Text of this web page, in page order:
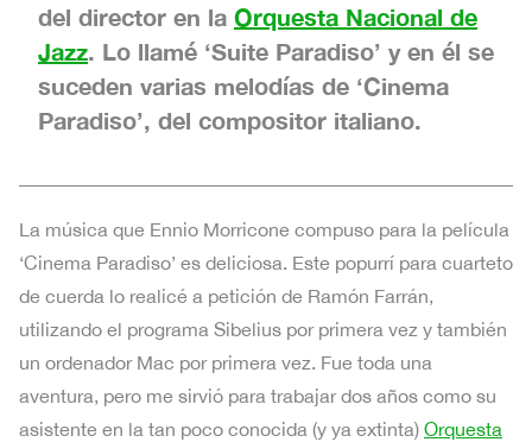
del director en la Orquesta Nacional de
Jazz. Lo llamé ‘Suite Paradiso’ y en él se
suceden varias melodías de ‘Cinema
Paradiso’, del compositor italiano.
La música que Ennio Morricone compuso para la película
‘Cinema Paradiso’ es deliciosa. Este popurrí para cuarteto
de cuerda lo realicé a petición de Ramón Farrán,
utilizando el programa Sibelius por primera vez y también
un ordenador Mac por primera vez. Fue toda una
aventura, pero me sirvió para trabajar dos años como su
asistente en la tan poco conocida (y ya extinta) Orquesta